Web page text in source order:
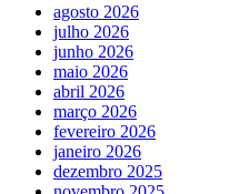
agosto 2026
julho 2026
junho 2026
maio 2026
abril 2026
março 2026
fevereiro 2026
janeiro 2026
dezembro 2025